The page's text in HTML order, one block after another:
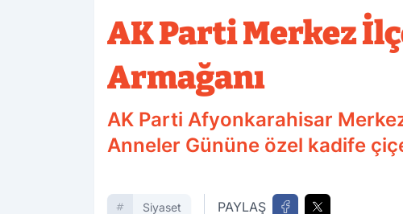
AK Parti Merkez
Armağanı
AK Parti Afyonkarahisar
Anneler Gününe özel kadife
Siyaset PAYLAŞ